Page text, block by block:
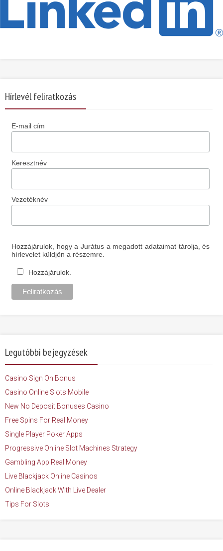
Hírlevél feliratkozás
E-mail cím
Keresztnév
Vezetéknév
Hozzájárulok, hogy a Jurátus a megadott adataimat tárolja, és
hírlevelet küldjön a részemre.
Hozzájárulok.
Legutóbbi bejegyzések
Casino Sign On Bonus
Casino Online Slots Mobile
New No Deposit Bonuses Casino
Free Spins For Real Money
Single Player Poker Apps
Progressive Online Slot Machines Strategy
Gambling App Real Money
Live Blackjack Online Casinos
Online Blackjack With Live Dealer
Tips For Slots